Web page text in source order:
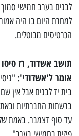
לבנים בערב חמישי
למחרת היום בו היה
הכרטיסים מבוטלים.
תושב אשדוד, רז
אומר ל'אשדודי':
בית יד לבנים אבל אין
ברשתות החברתיות
עד סוף דצמבר. באמת